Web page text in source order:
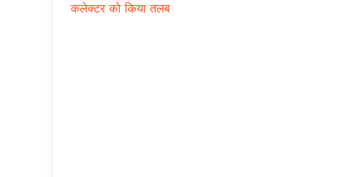
कलेक्टर को किया तलब